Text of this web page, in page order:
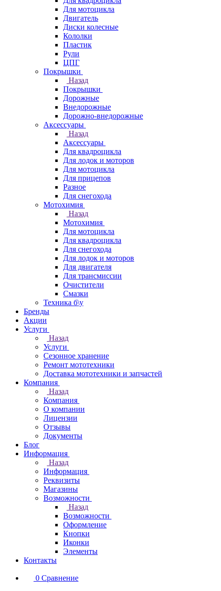
Для мотоцикла
Двигатель
Диски колесные
Кололки
Пластик
Рули
ЦПГ
Покрышки
Назад
Покрышки
Дорожные
Внедорожные
Дорожно-внедорожные
Аксессуары
Назад
Аксессуары
Для квадроцикла
Для лодок и моторов
Для мотоцикла
Для прицепов
Разное
Для снегохода
Мотохимия
Назад
Мотохимия
Для мотоцикла
Для квадроцикла
Для снегохода
Для лодок и моторов
Для двигателя
Для трансмиссии
Очистители
Смазки
Техника б\у
Бренды
Акции
Услуги
Назад
Услуги
Сезонное хранение
Ремонт мототехники
Доставка мототехники и запчастей
Компания
Назад
Компания
О компании
Лицензии
Отзывы
Документы
Блог
Информация
Назад
Информация
Реквизиты
Магазины
Возможности
Назад
Возможности
Оформление
Кнопки
Иконки
Элементы
Контакты
0 Сравнение